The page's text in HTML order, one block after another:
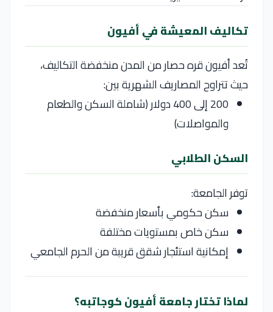
تكاليف المعيشة في أفيون
تُعدأفيون قره حصارمن المدن منخفضة التكاليف،
حيث تتراوح المصاريف الشهرية بين:
200 إلى 400 دولار (شاملة السكن والطعام
والمواصلات)
السكن الطلابي
توفر الجامعة:
سكن حكومي بأسعار منخفضة
سكن خاص بمستويات مختلفة
إمكانية استئجار شقق قريبة من الحرم الجامعي
لماذا تختار جامعة أفيون كوجاتبه؟